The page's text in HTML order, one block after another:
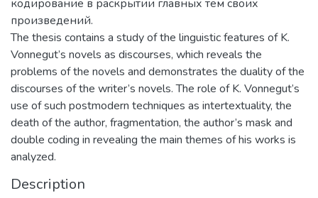
кодирование в раскрытии главных тем своих
произведений.
The thesis contains a study of the linguistic features of K.
Vonnegut’s novels as discourses, which reveals the
problems of the novels and demonstrates the duality of the
discourses of the writer’s novels. The role of K. Vonnegut’s
use of such postmodern techniques as intertextuality, the
death of the author, fragmentation, the author’s mask and
double coding in revealing the main themes of his works is
analyzed.
Description